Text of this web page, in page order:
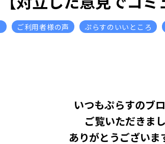
ご利用者様の声 ぷらすのいいところ
いつもぷらすのブ
ご覧いただきま
ありがとうございま